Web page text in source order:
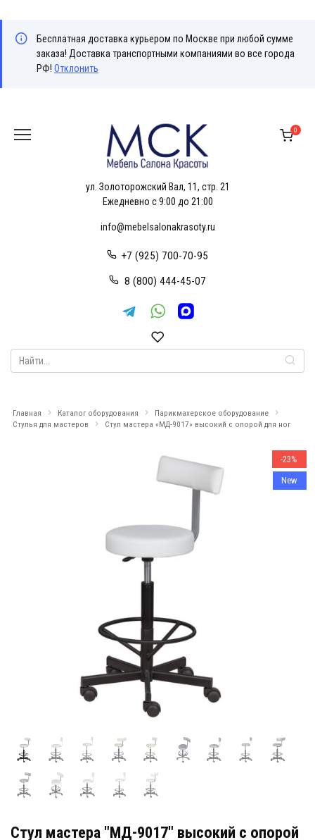
Бесплатная доставка курьером по Москве при любой сумме
заказа! Доставка транспортными компаниями во все города
РФ! Отклонить
содержанию
ул. Золоторожский Вал, 11, стр. 21
Ежедневно с 9:00 до 21:00
info@mebelsalonakrasoty.ru
+7 (925) 700-70-95
8 (800) 444-45-07
0
Search
for:
Главная Каталог оборудования
Парикмахерское оборудование
Стулья для мастеров
Стул мастера «МД-9017» высокий с опорой для ног
-23%
New
Стул мастера "МД-9017" высокий с опорой